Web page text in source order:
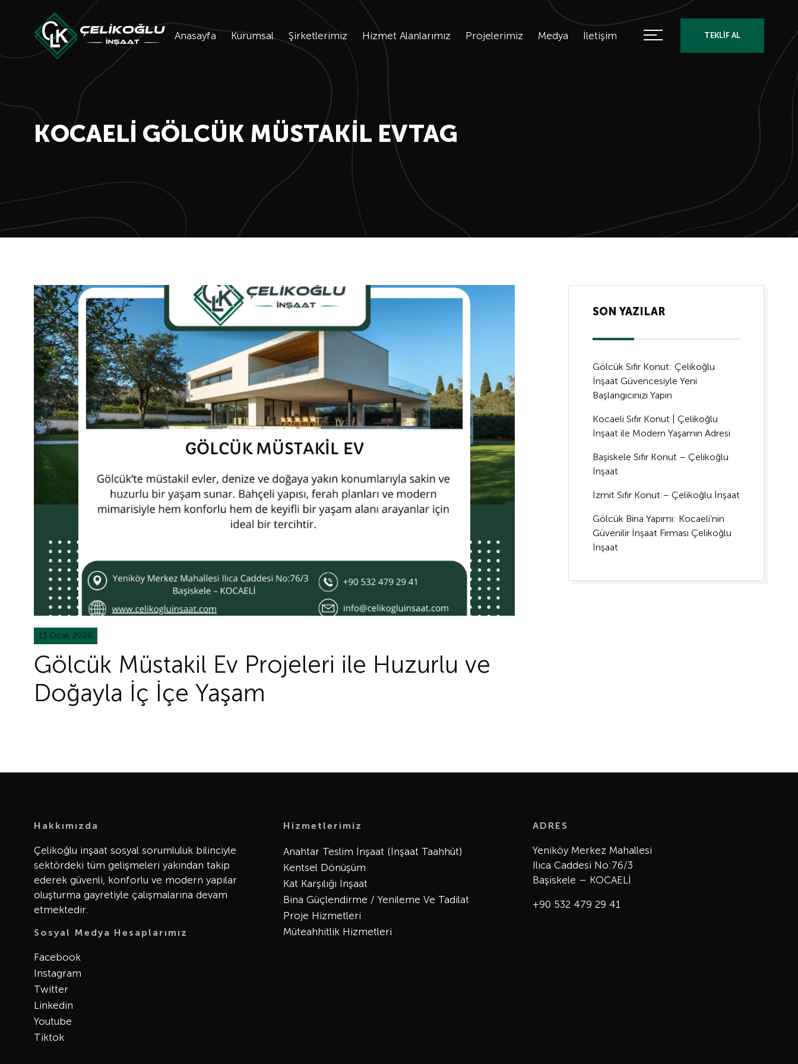
Anasayfa Kurumsal Şirketlerimiz Hizmet Alanlarımız Projelerimiz Medya İletişim TEKLİF AL
KOCAELI GÖLCÜK MÜSTAKIL EVTAG
13 Ocak 2026
Gölcük Müstakil Ev Projeleri ile Huzurlu ve
Doğayla İç İçe Yaşam
SON YAZILAR
Gölcük Sıfır Konut: Çelikoğlu
İnşaat Güvencesiyle Yeni
Başlangıcınızı Yapın
Kocaeli Sıfır Konut | Çelikoğlu
İnşaat ile Modern Yaşamın Adresi
Başiskele Sıfır Konut – Çelikoğlu
İnşaat
İzmit Sıfır Konut – Çelikoğlu İnşaat
Gölcük Bina Yapımı: Kocaeli’nin
Güvenilir İnşaat Firması Çelikoğlu
İnşaat
Hakkımızda
Çelikoğlu inşaat sosyal sorumluluk bilinciyle
sektördeki tüm gelişmeleri yakından takip
ederek güvenli, konforlu ve modern yapılar
oluşturma gayretiyle çalışmalarına devam
etmektedir.
Sosyal Medya Hesaplarımız
Facebook
Instagram
Twitter
Linkedin
Youtube
Tiktok
Hizmetlerimiz
Anahtar Teslim İnşaat (İnşaat Taahhüt)
Kentsel Dönüşüm
Kat Karşılığı İnşaat
Bina Güçlendirme / Yenileme Ve Tadilat
Proje Hizmetleri
Müteahhitlik Hizmetleri
ADRES
Yeniköy Merkez Mahallesi
Ilıca Caddesi No:76/3
Başiskele – KOCAELİ
+90 532 479 29 41